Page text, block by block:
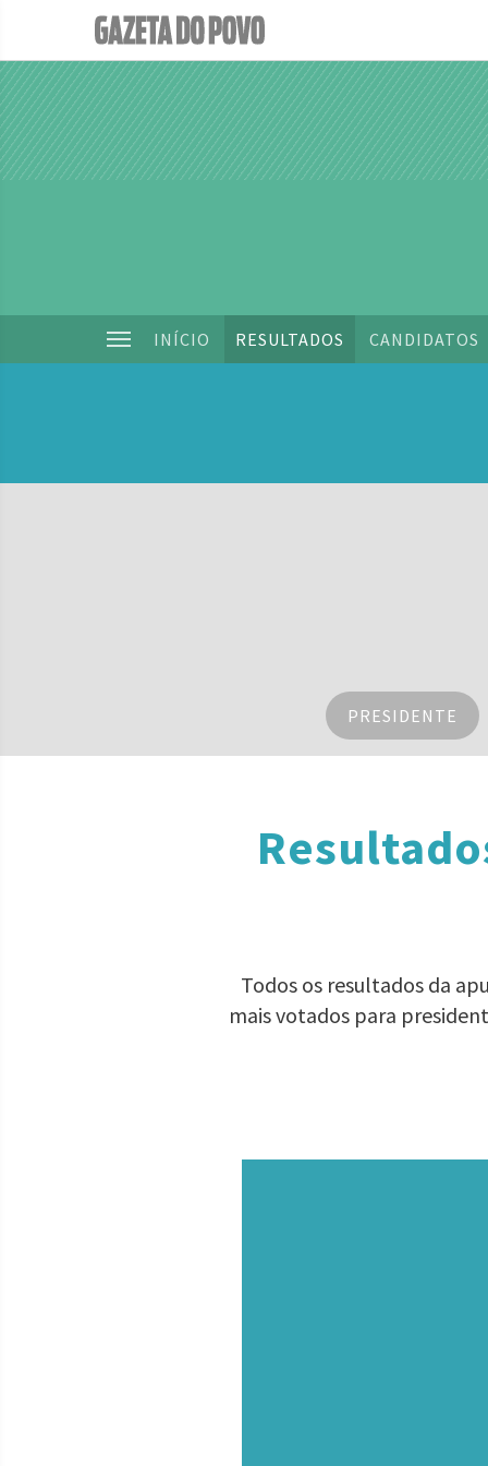
INÍCIO RESULTADOS CANDIDATOS
PRESIDENTE
Todos os resultados da
mais votados para